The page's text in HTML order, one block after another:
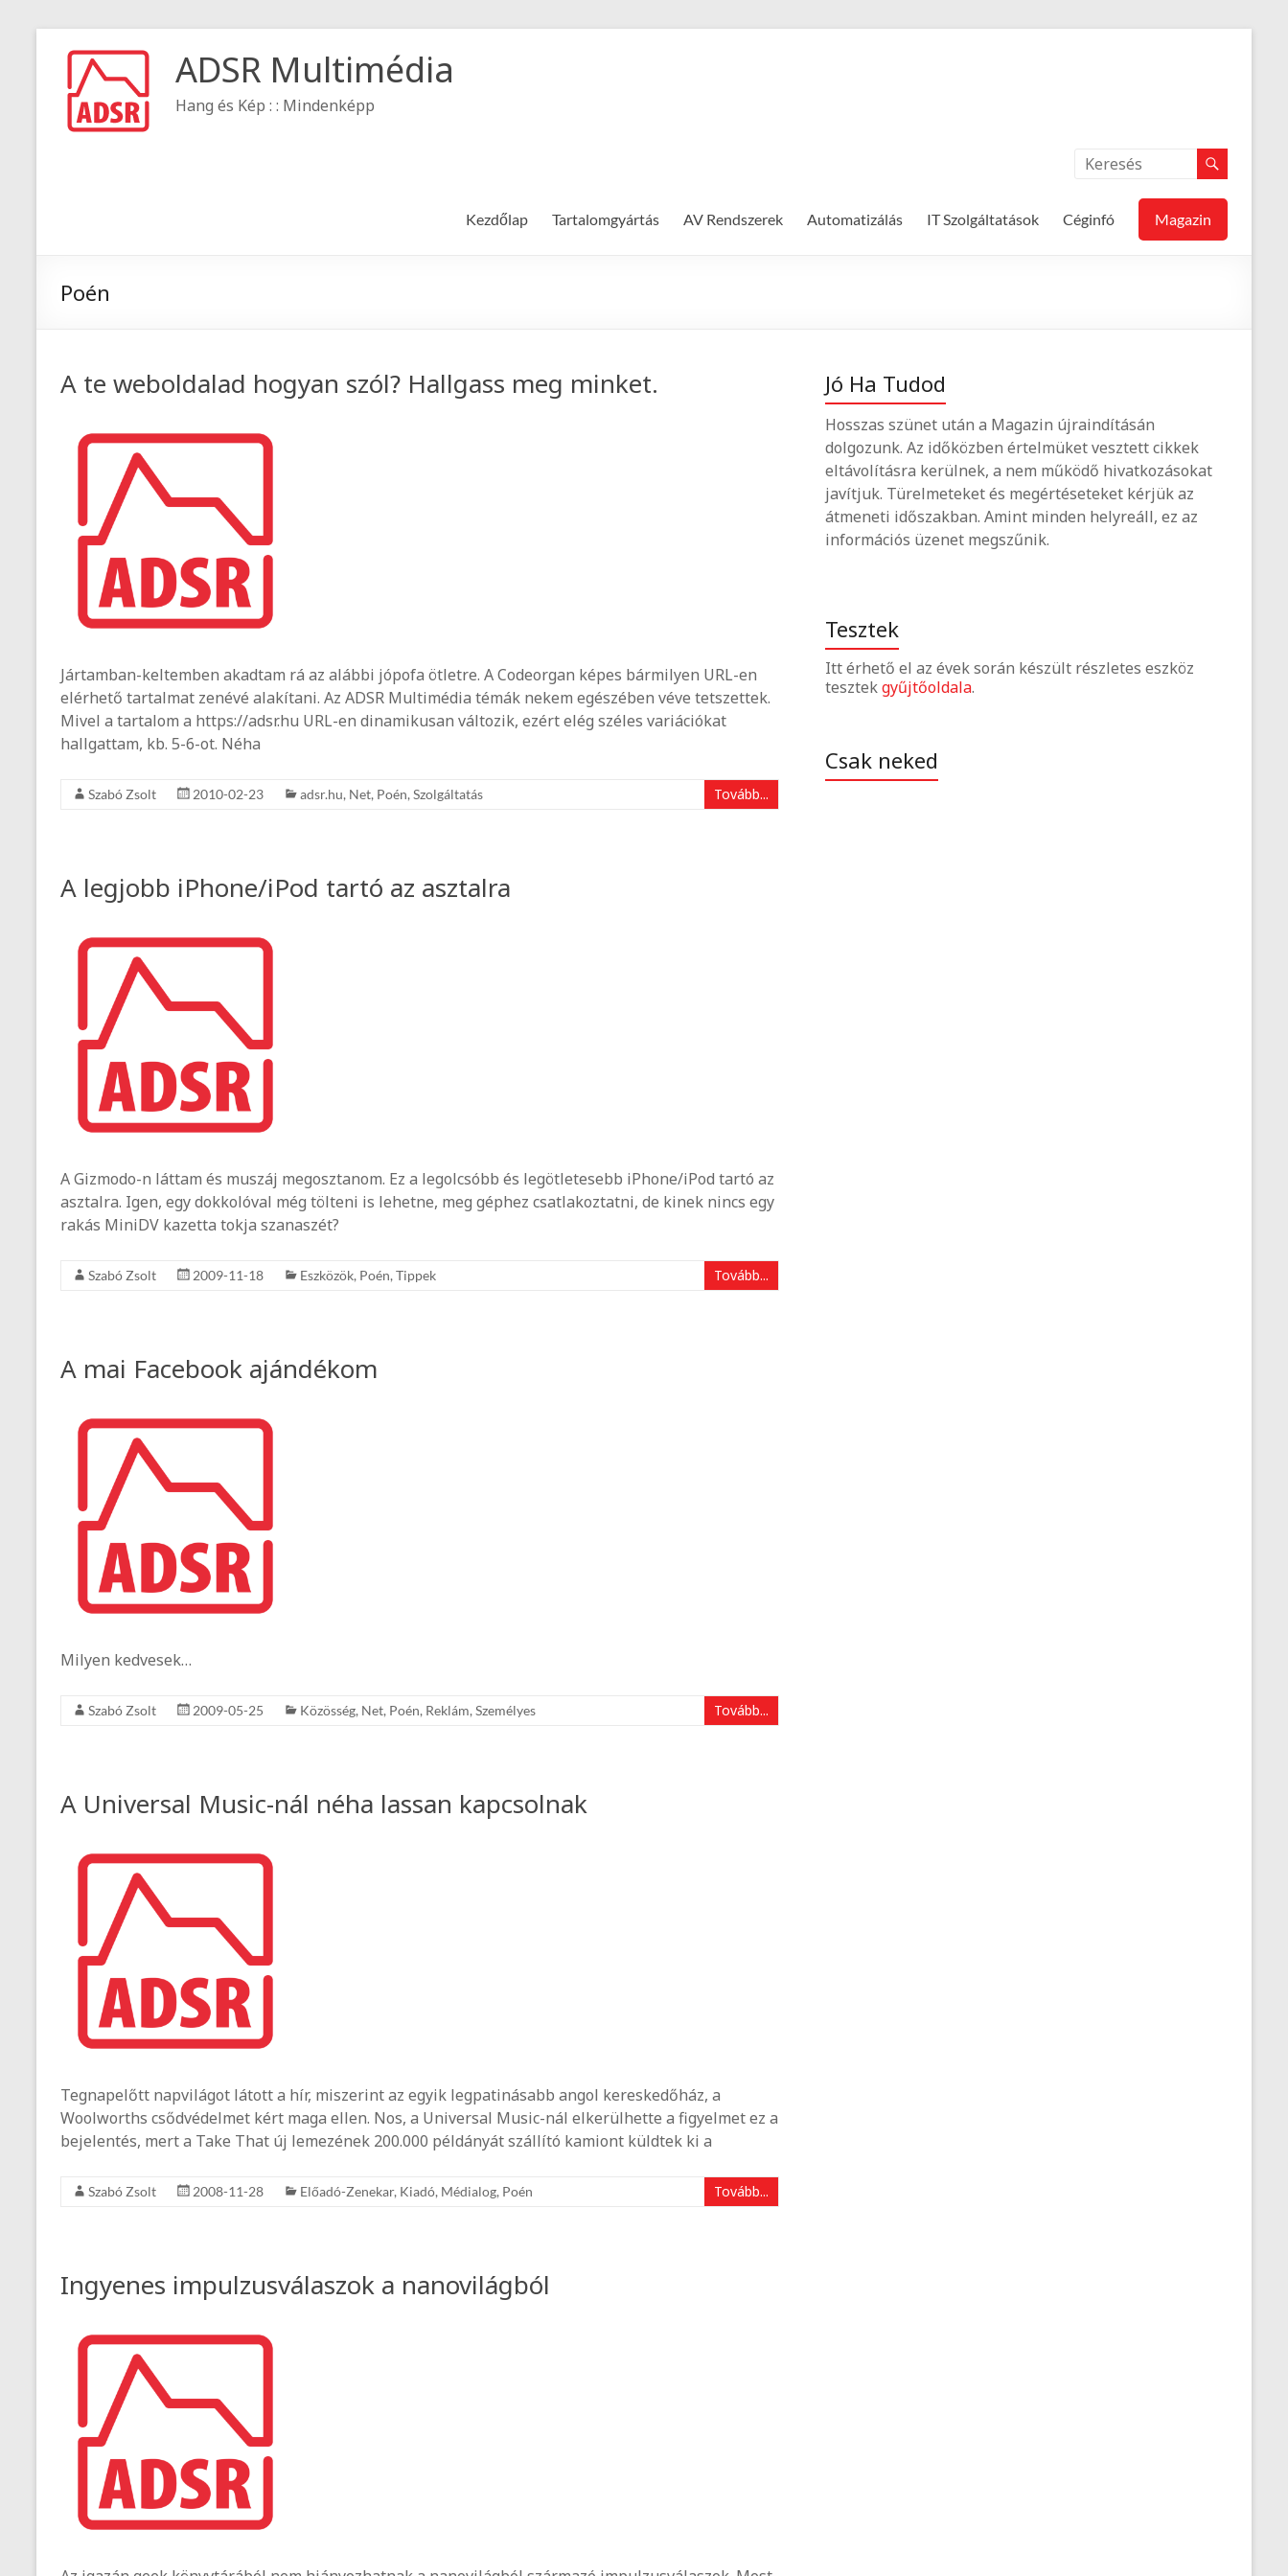
ADSR Multimédia
Hang és Kép : : Mindenképp
Kezdőlap Tartalomgyártás AV Rendszerek Automatizálás IT Szolgáltatások Céginfó Magazin
Poén
A te weboldalad hogyan szól? Hallgass meg minket.
Jártamban-keltemben akadtam rá az alábbi jópofa ötletre. A Codeorgan képes bármilyen URL-en
elérhető tartalmat zenévé alakítani. Az ADSR Multimédia témák nekem egészében véve tetszettek.
Mivel a tartalom a https://adsr.hu URL-en dinamikusan változik, ezért elég széles variációkat
hallgattam, kb. 5-6-ot. Néha
Szabó Zsolt 2010-02-23 adsr.hu, Net, Poén, Szolgáltatás Tovább...
A legjobb iPhone/iPod tartó az asztalra
A Gizmodo-n láttam és muszáj megosztanom. Ez a legolcsóbb és legötletesebb iPhone/iPod tartó az
asztalra. Igen, egy dokkolóval még tölteni is lehetne, meg géphez csatlakoztatni, de kinek nincs egy
rakás MiniDV kazetta tokja szanaszét?
Szabó Zsolt 2009-11-18 Eszközök, Poén, Tippek Tovább...
A mai Facebook ajándékom
Milyen kedvesek…
Szabó Zsolt 2009-05-25 Közösség, Net, Poén, Reklám, Személyes Tovább...
A Universal Music-nál néha lassan kapcsolnak
Tegnapelőtt napvilágot látott a hír, miszerint az egyik legpatinásabb angol kereskedőház, a
Woolworths csődvédelmet kért maga ellen. Nos, a Universal Music-nál elkerülhette a figyelmet ez a
bejelentés, mert a Take That új lemezének 200.000 példányát szállító kamiont küldtek ki a
Szabó Zsolt 2008-11-28 Előadó-Zenekar, Kiadó, Médialog, Poén Tovább...
Ingyenes impulzusválaszok a nanovilágból
Jó Ha Tudod
Hosszas szünet után a Magazin újraindításán
dolgozunk. Az időközben értelmüket vesztett cikkek
eltávolításra kerülnek, a nem működő hivatkozásokat
javítjuk. Türelmeteket és megértéseteket kérjük az
átmeneti időszakban. Amint minden helyreáll, ez az
információs üzenet megszűnik.
Tesztek
Itt érhető el az évek során készült részletes eszköz
tesztekgyűjtőoldala.
Csak neked